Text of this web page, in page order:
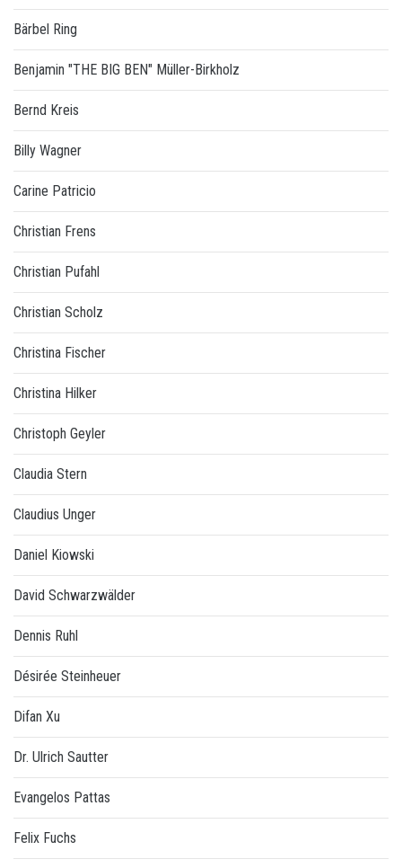
Bärbel Ring
Benjamin "THE BIG BEN" Müller-Birkholz
Bernd Kreis
Billy Wagner
Carine Patricio
Christian Frens
Christian Pufahl
Christian Scholz
Christina Fischer
Christina Hilker
Christoph Geyler
Claudia Stern
Claudius Unger
Daniel Kiowski
David Schwarzwälder
Dennis Ruhl
Désirée Steinheuer
Difan Xu
Dr. Ulrich Sautter
Evangelos Pattas
Felix Fuchs